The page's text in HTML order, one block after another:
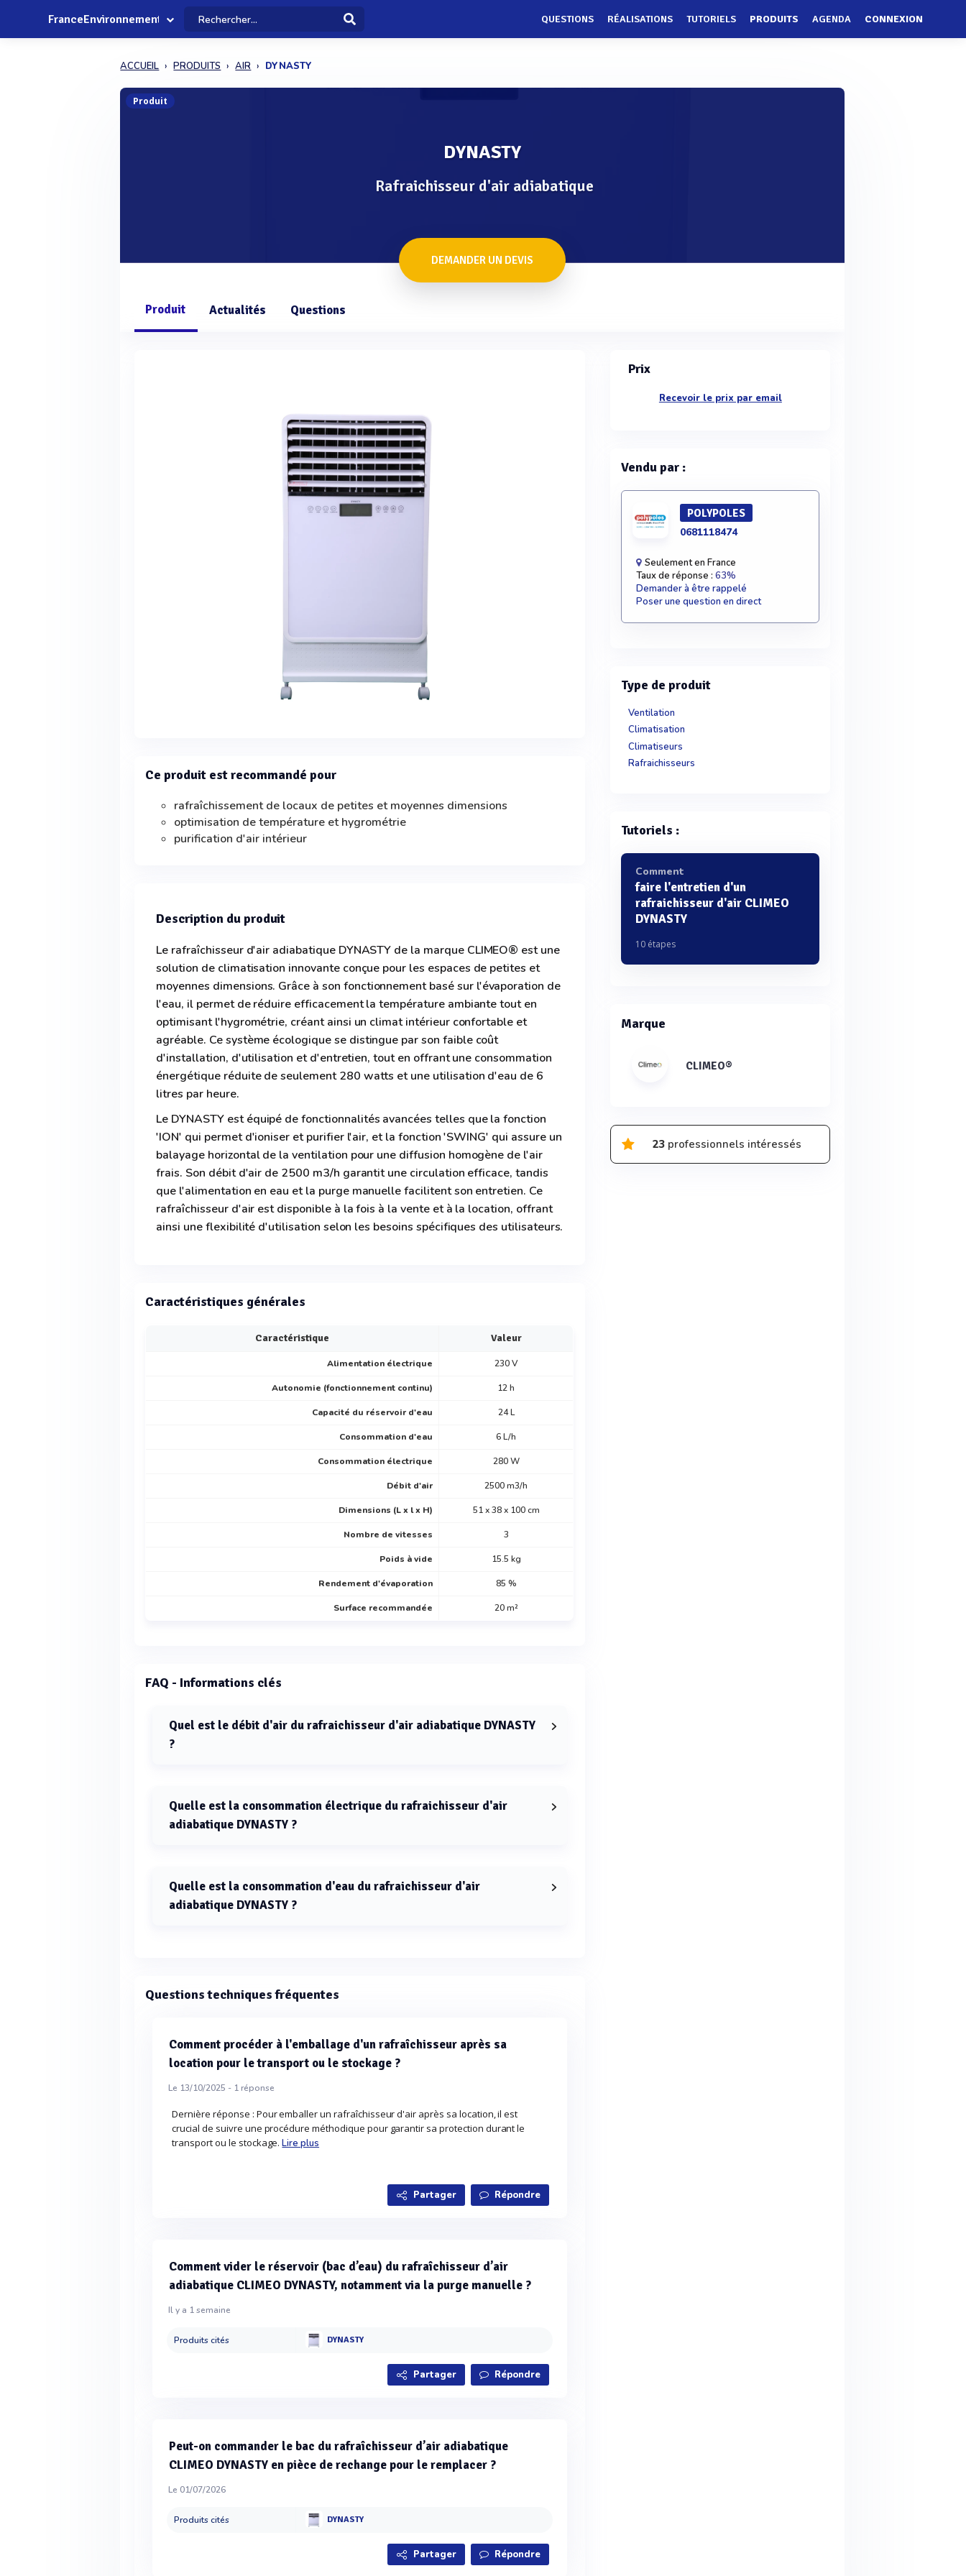
FranceEnvironnement QUESTIONS RÉALISATIONS TUTORIELS PRODUITS AGENDA CONNEXION
ACCUEIL PRODUITS AIR DYNASTY
Produit
DYNASTY
Rafraichisseur d'air adiabatique
DEMANDER UN DEVIS
Produit Actualités Questions
Ce produit est recommandé pour
rafraîchissement de locaux de petites et moyennes dimensions
optimisation de température et hygrométrie
purification d'air intérieur
Description du produit
Le rafraîchisseur d'air adiabatique DYNASTY de la marque CLIMEO® est une
solution de climatisation innovante conçue pour les espaces de petites et
moyennes dimensions. Grâce à son fonctionnement basé sur l'évaporation de
l'eau, il permet de réduire efficacement la température ambiante tout en
optimisant l'hygrométrie, créant ainsi un climat intérieur confortable et
agréable. Ce système écologique se distingue par son faible coût
d'installation, d'utilisation et d'entretien, tout en offrant une consommation
énergétique réduite de seulement 280 watts et une utilisation d'eau de 6
litres par heure.
Le DYNASTY est équipé de fonctionnalités avancées telles que la fonction
'ION' qui permet d'ioniser et purifier l'air, et la fonction 'SWING' qui assure un
balayage horizontal de la ventilation pour une diffusion homogène de l'air
frais. Son débit d'air de 2500 m3/h garantit une circulation efficace, tandis
que l'alimentation en eau et la purge manuelle facilitent son entretien. Ce
rafraîchisseur d'air est disponible à la fois à la vente et à la location, offrant
ainsi une flexibilité d'utilisation selon les besoins spécifiques des utilisateurs.
Caractéristiques générales
Caractéristique Valeur
Alimentation électrique 230 V
Autonomie (fonctionnement continu) 12 h
Capacité du réservoir d'eau 24 L
Consommation d'eau 6 L/h
Consommation électrique 280 W
Débit d'air 2500 m3/h
Dimensions (L x l x H) 51 x 38 x 100 cm
Nombre de vitesses 3
Poids à vide 15.5 kg
Rendement d'évaporation 85 %
Surface recommandée 20 m²
FAQ - Informations clés
Quel est le débit d'air du rafraichisseur d'air adiabatique DYNASTY
?
Quelle est la consommation électrique du rafraichisseur d'air
adiabatique DYNASTY ?
Quelle est la consommation d'eau du rafraichisseur d'air
adiabatique DYNASTY ?
Questions techniques fréquentes
Comment procéder à l'emballage d'un rafraîchisseur après sa
location pour le transport ou le stockage ?
Le 13/10/2025 - 1réponse
Dernière réponse : Pour emballer un rafraîchisseur d'air après sa location, il est
crucial de suivre une procédure méthodique pour garantir sa protection durant le
transport ou le stockage.Lire plus
Partager Répondre
Comment vider le réservoir (bac d’eau) du rafraîchisseur d’air
adiabatique CLIMEO DYNASTY, notamment via la purge manuelle ?
Il y a 1 semaine
Produits cités DYNASTY
Partager Répondre
Peut-on commander le bac du rafraîchisseur d’air adiabatique
CLIMEO DYNASTY en pièce de rechange pour le remplacer ?
Le 01/07/2026
Produits cités DYNASTY
Partager Répondre
Prix
Recevoir le prix par email
Vendu par :
POLYPOLES
0681118474
Seulement en France
Taux de réponse :63%
Demander à être rappelé
Poser une question en direct
Type de produit
Ventilation
Climatisation
Climatiseurs
Rafraichisseurs
Tutoriels :
Comment
faire l'entretien d'un
rafraichisseur d'air CLIMEO
DYNASTY
10 étapes
Marque
CLIMEO®
23 professionnels intéressés